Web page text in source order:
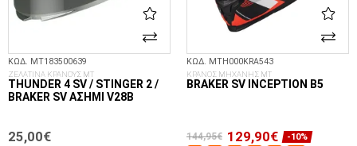
ΚΩΔ. MT183500639
ΖΕΛΑΤΙΝΑ ΚΡΑΝΟΥΣ MT
THUNDER 4 SV / STINGER 2 /
BRAKER SV ΑΣΗΜΊ V28B
25,00€
ΚΩΔ. MTH000KRA543
ΚΡΑΝΟΣ ΜΗΧΑΝΗΣ MT
BRAKER SV INCEPTION B5
144,95€ 129,90€ -10%